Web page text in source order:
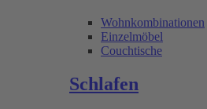
Wohnkombinationen
Einzelmöbel
Couchtische
Schlafen